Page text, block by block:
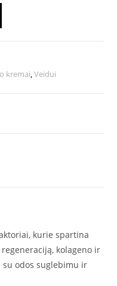
kremai,Veidui
kurie spartina
kolageno ir
su odos suglebimu ir